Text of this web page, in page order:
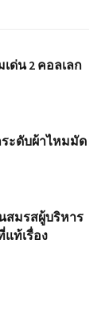
เด่น 2 คอลเลก
ระดับผ้าไหมมัด
สมรสผู้บริหาร
ท้เรื่อง